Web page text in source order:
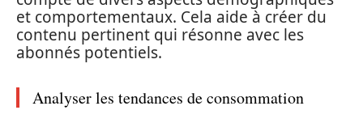
et comportementaux. Cela aide à créer du
contenu pertinent qui résonne avec les
abonnés potentiels.
Analyser les tendances de consommation